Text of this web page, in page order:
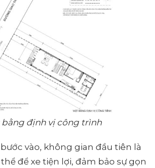
bằng định vị công trình
vào, không gian đầu tiên là
để xe tiện lợi, đảm bảo sự gọn